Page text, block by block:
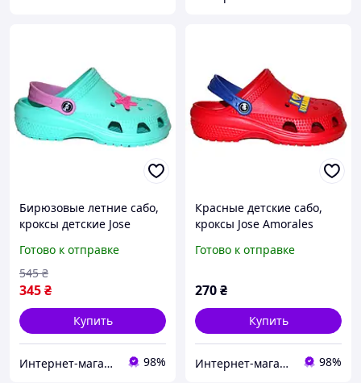
Бирюзовые летние сабо,
кроксы детские Jose
Готово к отправке
345₴
545 ₴
Купить
Интернет-магазин "Streetmoda" 98%
Красные детские сабо,
кроксы Jose Amorales
Готово к отправке
270₴
Купить
Интернет-магазин "Streetmoda" 98%